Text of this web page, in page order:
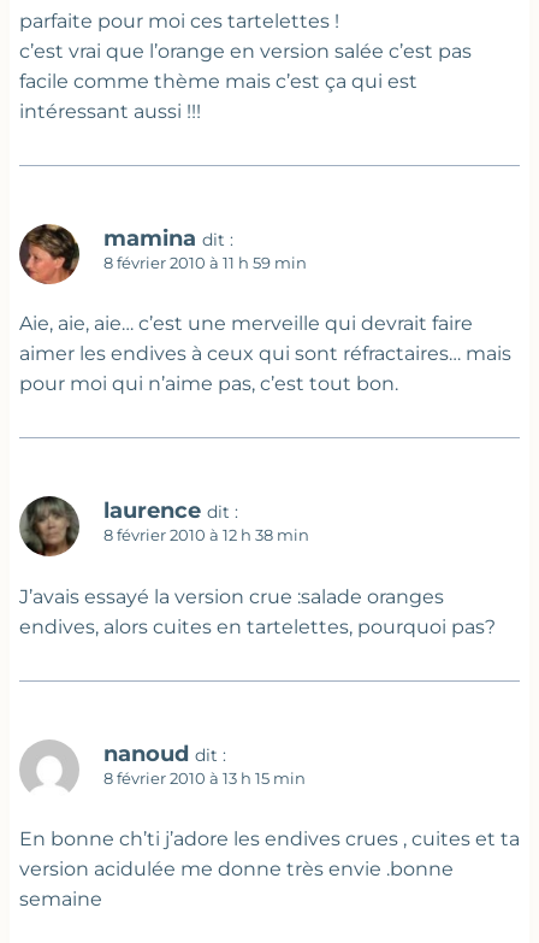
parfaite pour moi ces tartelettes !
c’est vrai que l’orange en version salée c’est pas
facile comme thème mais c’est ça qui est
intéressant aussi !!!
mamina dit :
8 février 2010 à 11 h 59 min
Aie, aie, aie… c’est une merveille qui devrait faire
aimer les endives à ceux qui sont réfractaires… mais
pour moi qui n’aime pas, c’est tout bon.
laurence dit :
8 février 2010 à 12 h 38 min
J’avais essayé la version crue :salade oranges
endives, alors cuites en tartelettes, pourquoi pas?
nanoud dit :
8 février 2010 à 13 h 15 min
En bonne ch’ti j’adore les endives crues , cuites et ta
version acidulée me donne très envie .bonne
semaine